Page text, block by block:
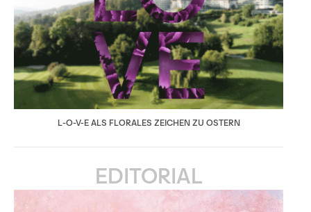
L-O-V-E ALS FLORALES ZEICHEN ZU OSTERN
EDITORIAL